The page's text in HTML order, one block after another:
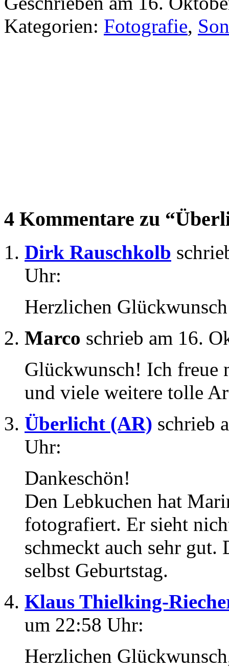
Kategorien: Fotografie,
4 Kommentare zu
Dirk Rauschkolb
Uhr:
Herzlichen
Marco schrieb am 16.
Glückwunsch! Ich freue
und viele weitere tolle
Überlicht (AR) schrieb
Uhr:
Dankeschön!
Den Lebkuchen hat
fotografiert. Er sieht
schmeckt auch sehr gut.
selbst Geburtstag.
Klaus Thielking-
um 22:58 Uhr:
Herzlichen